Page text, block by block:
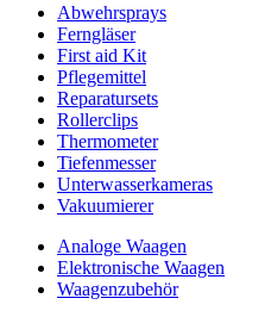
Abwehrsprays
Ferngläser
First aid Kit
Pflegemittel
Reparatursets
Rollerclips
Thermometer
Tiefenmesser
Unterwasserkameras
Vakuumierer
Analoge Waagen
Elektronische Waagen
Waagenzubehör